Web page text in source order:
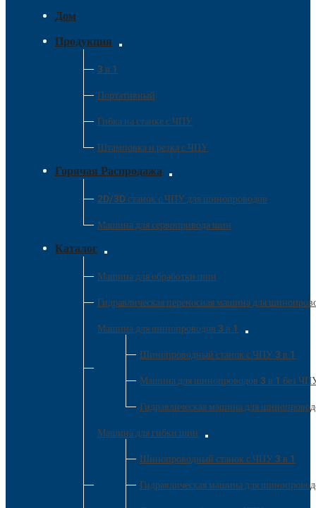
Дом
Продукция
3 в 1
Портативный
Гибка на станке с ЧПУ
Штамповка и резка с ЧПУ
Горячая Распродажа
2D/3D станок с ЧПУ для шинопроводов
Машина для сервопривода шин
Каталог
Машина для обработки шин
Гидравлическая переносная машина для
Машина для шинопроводов 3 в 1
Шинопроводный станок с ЧПУ 3 в 1
Машина для шинопроводов 3 в 1 без
Гидравлическая машина для
Машина для гибки шин
Шинопроводный станок с ЧПУ 3 в 1
Гидравлическая машина для